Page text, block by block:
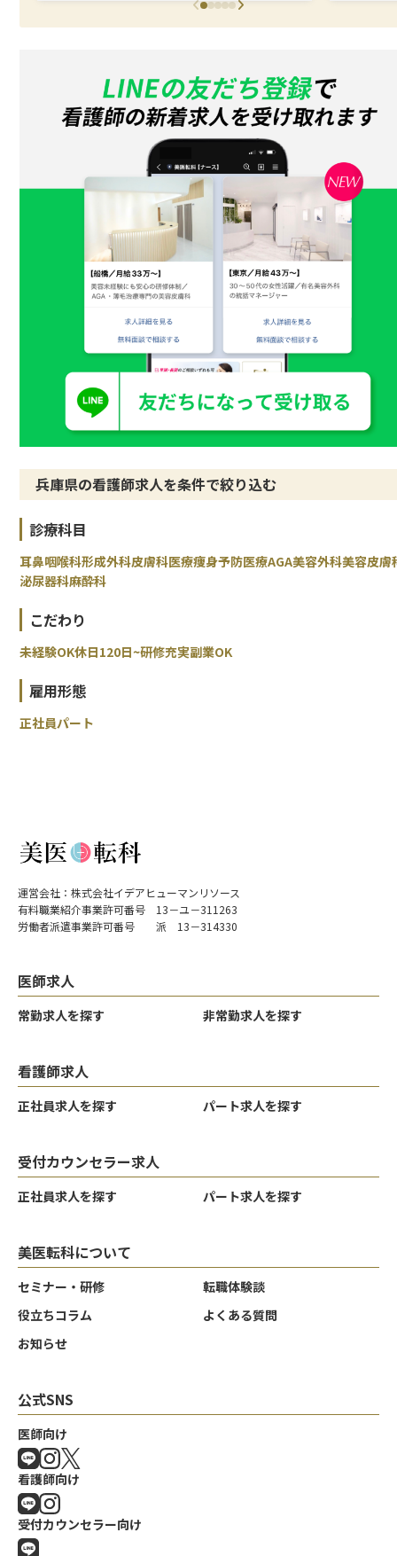
兵庫県の看護師求人を条件で絞り込む
診療科目
耳鼻咽喉科形成外科皮膚科医療痩身予防医療AGA美容外科美容皮膚
泌尿器科麻酔科
こだわり
未経験OK休日120日~研修充実副業OK
雇用形態
正社員パート
運営会社：株式会社イデアヒューマンリソース
有料職業紹介事業許可番号 13－ユ－311263
労働者派遣事業許可番号 派 13－314330
医師求人
常勤求人を探す 非常勤求人を探す
看護師求人
正社員求人を探す パート求人を探す
受付カウンセラー求人
正社員求人を探す パート求人を探す
美医転科について
セミナー・研修
転職体験談
役立ちコラム
よくある質問
お知らせ
公式SNS
医師向け
看護師向け
受付カウンセラー向け